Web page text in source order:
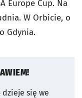
Europe Cup. Na
W Orbicie, o
Gdynia.
dzieje się we